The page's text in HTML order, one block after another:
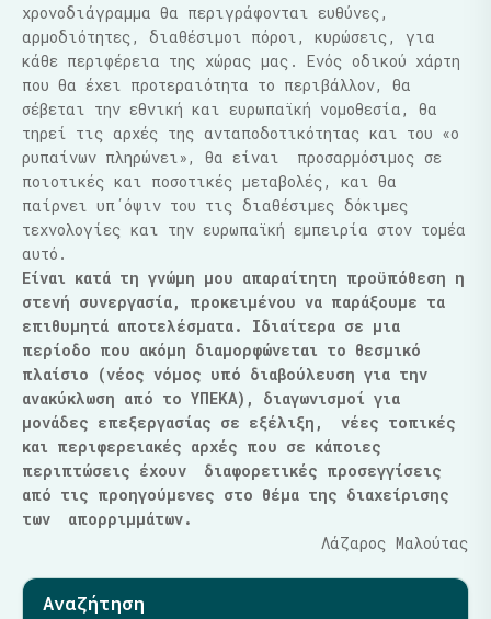
χρονοδιάγραμμα θα περιγράφονται ευθύνες,
αρμοδιότητες, διαθέσιμοι πόροι, κυρώσεις, για
κάθε περιφέρεια της χώρας μας. Ενός οδικού χάρτη
που θα έχει προτεραιότητα το περιβάλλον, θα
σέβεται την εθνική και ευρωπαϊκή νομοθεσία, θα
τηρεί τις αρχές της ανταποδοτικότητας και του «ο
ρυπαίνων πληρώνει», θα είναι προσαρμόσιμος σε
ποιοτικές και ποσοτικές μεταβολές, και θα
παίρνει υπ΄όψιν του τις διαθέσιμες δόκιμες
τεχνολογίες και την ευρωπαϊκή εμπειρία στον τομέα
αυτό.
Είναι κατά τη γνώμη μου απαραίτητη προϋπόθεση η
στενή συνεργασία, προκειμένου να παράξουμε τα
επιθυμητά αποτελέσματα. Ιδιαίτερα σε μια
περίοδο που ακόμη διαμορφώνεται το θεσμικό
πλαίσιο (νέος νόμος υπό διαβούλευση για την
ανακύκλωση από το ΥΠΕΚΑ), διαγωνισμοί για
μονάδες επεξεργασίας σε εξέλιξη, νέες τοπικές
και περιφερειακές αρχές που σε κάποιες
περιπτώσεις έχουν διαφορετικές προσεγγίσεις
από τις προηγούμενες στο θέμα της διαχείρισης
των απορριμμάτων.
Λάζαρος Μαλούτας